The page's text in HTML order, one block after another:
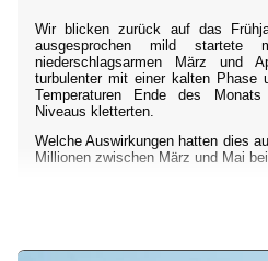
Wir blicken zurück auf das
ausgesprochen mild startete
niederschlagsarmen März und
turbulenter mit einer kalten Phase
Temperaturen Ende des
Niveaus kletterten.
Welche Auswirkungen hatten dies
Millionen zwischen März und Mai